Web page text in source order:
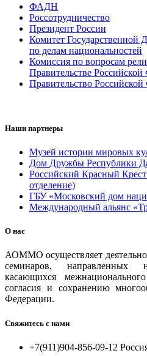
ФАДН
Россотрудничество
Президент России
Комитет Государственной
по делам национальностей
Комиссия по вопросам
Правительстве
Правительство
Наши партнеры
Музей истории мировых
Дом Дружбы Республики
Российский Красный
отделение)
ГБУ «Московский дом
Международный альянс
О нас
АОММО осуществляет
семинаров, направленных
касающихся
согласия и сохранению
Федерации.
Свяжитесь с нами
+7(911)904-856-09-12